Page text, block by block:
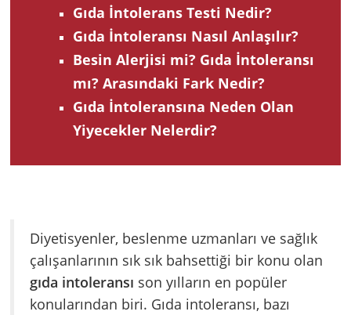
Gıda İntolerans Testi Nedir?
Gıda İntoleransı Nasıl Anlaşılır?
Besin Alerjisi mi? Gıda İntoleransı
mı? Arasındaki Fark Nedir?
Gıda İntoleransına Neden Olan
Yiyecekler Nelerdir?
Diyetisyenler, beslenme uzmanları ve sağlık
çalışanlarının sık sık bahsettiği bir konu olan
gıda intoleransı son yılların en popüler
konularından biri. Gıda intoleransı, bazı